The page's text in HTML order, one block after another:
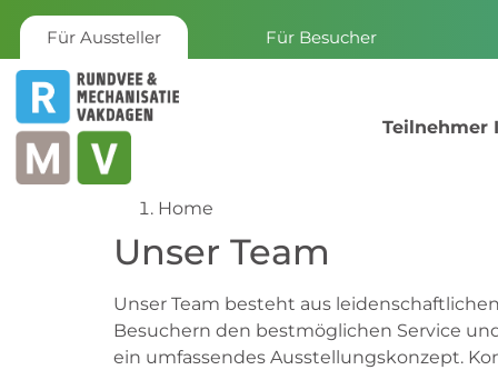
Für Aussteller Für Besucher
Teilnehmer
Home
Unser Team
Unser Team besteht aus
Besuchern den bestmöglichen Service
ein umfassendes Ausstellungskonzept.